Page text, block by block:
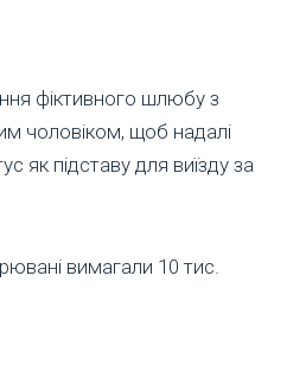
фіктивного шлюбу з
чоловіком, щоб надалі
як підставу для виїзду за
вимагали 10 тис.